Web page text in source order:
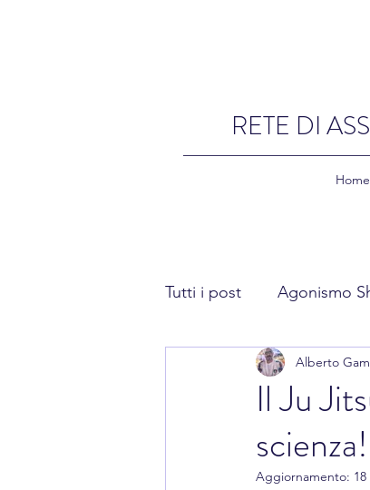
RETE DI
Home
Tutti i post Agonismo
Fitness Shinsen
Il Ju
scienza!
Alberto
Aggiornamento: